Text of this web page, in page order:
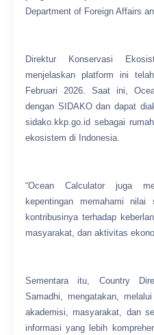
Department of Foreign Affairs
Direktur Konservasi
menjelaskan platform ini
Februari 2026. Saat ini,
dengan SIDAKO dan dapat
sidako.kkp.go.id sebagai
ekosistem di Indonesia.
“Ocean Calculator juga
kepentingan memahami
kontribusinya terhadap
masyarakat, dan aktivitas
Sementara itu, Country
Samadhi, mengatakan,
akademisi, masyarakat, dan
informasi yang lebih